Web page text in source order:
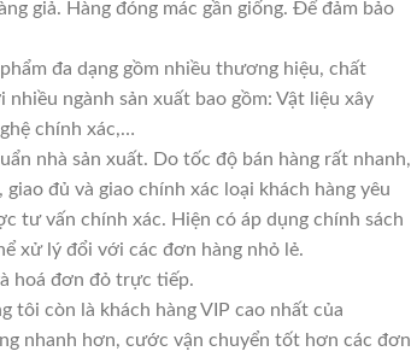
giả. Hàng đóng mác gần giống. Để đảm bảo
đa dạng gồm nhiều thương hiệu, chất
ngành sản xuất bao gồm: Vật liệu xây
chính xác,…
nhà sản xuất. Do tốc độ bán hàng rất nhanh,
đủ và giao chính xác loại khách hàng yêu
tư vấn chính xác. Hiện có áp dụng chính sách
xử lý đổi với các đơn hàng nhỏ lẻ.
hoá đơn đỏ trực tiếp.
tôi còn là khách hàng VIP cao nhất của
nhanh hơn, cước vận chuyển tốt hơn các đơn